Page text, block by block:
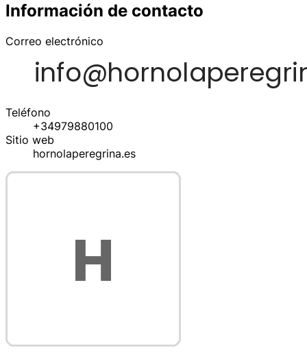
Información de contacto
Correo electrónico
Teléfono
+34979880100
Sitio web
hornolaperegrina.es